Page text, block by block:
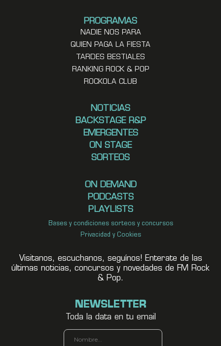
PROGRAMAS
NADIE NOS PARA
QUIEN PAGA LA FIESTA
TARDES BESTIALES
RANKING ROCK & POP
ROCKOLA CLUB
NOTICIAS
BACKSTAGE R&P
EMERGENTES
ON STAGE
SORTEOS
ON DEMAND
PODCASTS
PLAYLISTS
Bases y condiciones sorteos y concursos
Privacidad y Cookies
Visitanos, escuchanos, seguínos! Enterate de las
últimas noticias, concursos y novedades de FM Rock
& Pop.
NEWSLETTER
Toda la data en tu email